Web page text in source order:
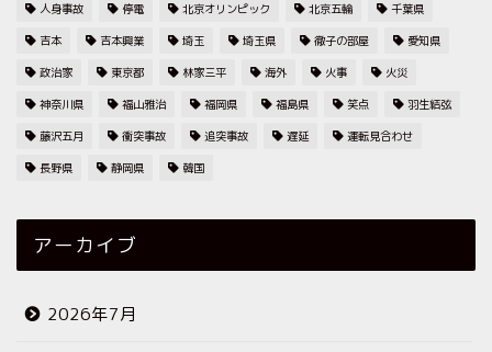
人身事故 停電 北京オリンピック 北京五輪 千葉県
吉本 吉本興業 埼玉 埼玉県 徹子の部屋 愛知県
政治家 東京都 林家三平 海外 火事 火災
神奈川県 福山雅治 福岡県 福島県 笑点 羽生結弦
藤沢五月 衝突事故 追突事故 遅延 運転見合わせ
長野県 静岡県 韓国
アーカイブ
2026年7月